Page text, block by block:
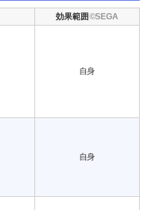
効果範囲
自身
自身